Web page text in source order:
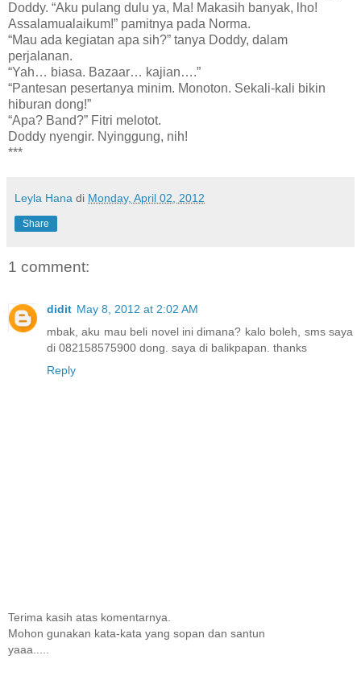
Doddy. “Aku pulang dulu ya, Ma! Makasih banyak, lho!
Assalamualaikum!” pamitnya pada Norma.
“Mau ada kegiatan apa sih?” tanya Doddy, dalam
perjalanan.
“Yah… biasa. Bazaar… kajian….”
“Pantesan pesertanya minim. Monoton. Sekali-kali bikin
hiburan dong!”
“Apa? Band?” Fitri melotot.
Doddy nyengir. Nyinggung, nih!
***
Leyla Hana di Monday, April 02, 2012
Share
1 comment:
didit May 8, 2012 at 2:02 AM
mbak, aku mau beli novel ini dimana? kalo boleh, sms saya
di 082158575900 dong. saya di balikpapan. thanks
Reply
Terima kasih atas komentarnya.
Mohon gunakan kata-kata yang sopan dan santun
yaaa.....